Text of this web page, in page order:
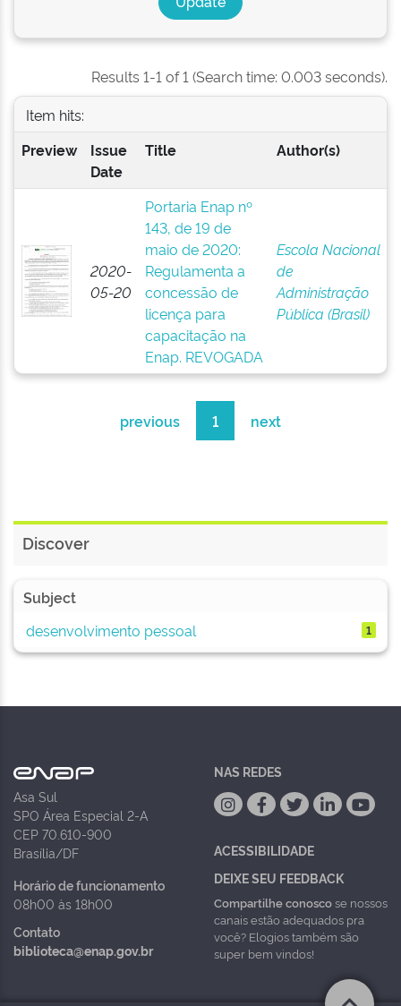
Results 1-1 of 1 (Search time: 0.003 seconds).
Item hits:
Preview
Issue
Date
Title Author(s)
2020-
05-20
Portaria Enap nº
143, de 19 de
maio de 2020:
Regulamenta a
concessão de
licença para
capacitação na
Enap. REVOGADA
Escola Nacional
de
Administração
Pública (Brasil)
previous 1 next
Discover
Subject
desenvolvimento pessoal
1
Asa Sul
SPO Área Especial 2-A
CEP 70.610-900
Brasília/DF
Horário de funcionamento
08h00 às 18h00
Contato
biblioteca@enap.gov.br
NAS REDES
ACESSIBILIDADE
DEIXE SEU FEEDBACK
Compartilhe conoscose nossos
canais estão adequados pra
você? Elogios também são
super bem vindos!